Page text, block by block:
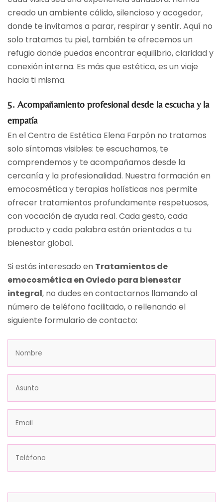
creado un ambiente cálido, silencioso y acogedor,
donde te invitamos a parar, respirar y sentir. Aquí no
solo tratamos tu piel, también te ofrecemos un
refugio donde puedas encontrar equilibrio, claridad y
conexión interna. Es más que estética, es un viaje
hacia ti misma.
5. Acompañamiento profesional desde la escucha y la
empatía
En el Centro de Estética Elena Farpón no tratamos
solo síntomas visibles: te escuchamos, te
comprendemos y te acompañamos desde la
cercanía y la profesionalidad. Nuestra formación en
emocosmética y terapias holísticas nos permite
ofrecer tratamientos profundamente respetuosos,
con vocación de ayuda real. Cada gesto, cada
producto y cada palabra están orientados a tu
bienestar global.
Si estás interesado en Tratamientos de
emocosmética en Oviedo para bienestar
integral, no dudes en contactarnos llamando al
número de teléfono facilitado, o rellenando el
siguiente formulario de contacto: